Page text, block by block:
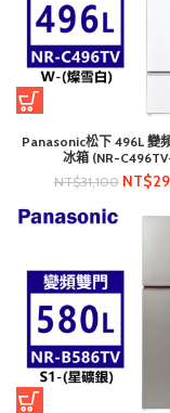
Panasonic松下 496L 變
冰箱 (NR-
NT$31,100 NT$